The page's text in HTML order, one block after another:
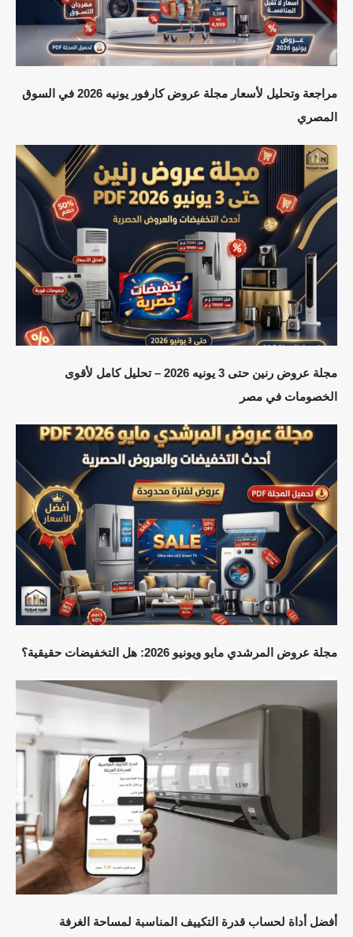
مراجعة وتحليل لأسعار مجلة عروض كارفور يونيه 2026 في السوق
المصري
مجلة عروض رنين حتى 3 يونيه 2026 – تحليل كامل لأقوى
الخصومات في مصر
مجلة عروض المرشدي مايو ويونيو 2026: هل التخفيضات حقيقية؟
أفضل أداة لحساب قدرة التكييف المناسبة لمساحة الغرفة